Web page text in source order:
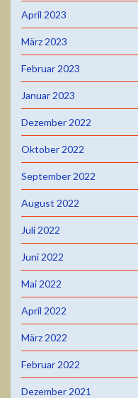
April 2023
März 2023
Februar 2023
Januar 2023
Dezember 2022
Oktober 2022
September 2022
August 2022
Juli 2022
Juni 2022
Mai 2022
April 2022
März 2022
Februar 2022
Dezember 2021